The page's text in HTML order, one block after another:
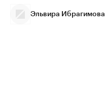
Эльвира Ибрагимова